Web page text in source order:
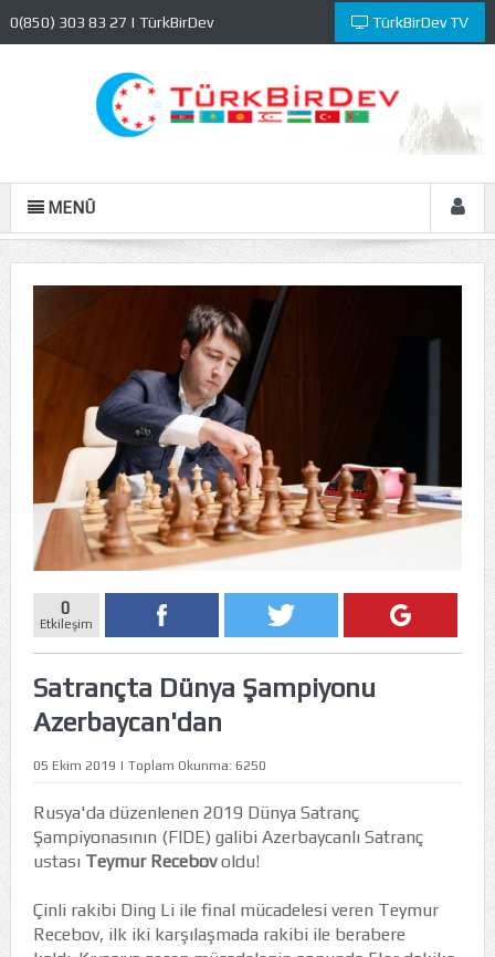
0(850) 303 83 27 | TürkBirDev TürkBirDev TV
MENÜ
0
Etkileşim
Satrançta Dünya Şampiyonu
Azerbaycan'dan
05 Ekim 2019 | Toplam Okunma: 6250
Rusya'da düzenlenen 2019 Dünya Satranç
Şampiyonasının (FIDE) galibi Azerbaycanlı Satranç
ustası Teymur Recebovoldu!
Çinli rakibi Ding Li ile final mücadelesi veren Teymur
Recebov, ilk iki karşılaşmada rakibi ile berabere